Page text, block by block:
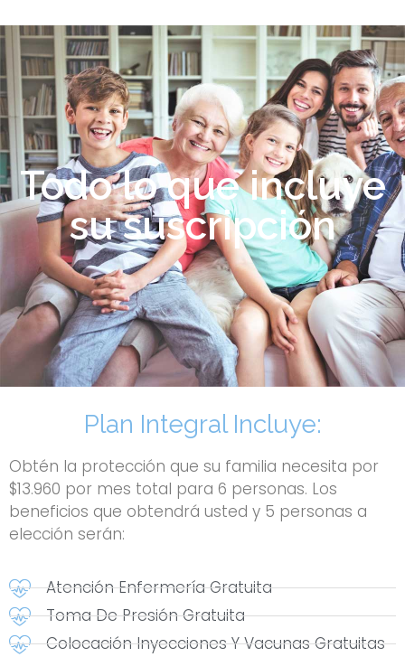
Todo lo que incluye
su suscripción
Plan Integral Incluye:
Obtén la protección que su familia necesita por
$13.960 por mes total para 6 personas. Los
beneficios que obtendrá usted y 5 personas a
elección serán:
Atención Enfermería Gratuita
Toma De Presión Gratuita
Colocación Inyecciones Y Vacunas Gratuitas